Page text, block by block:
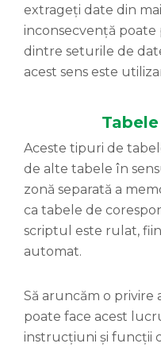
extrageți date din
inconsecvență
dintre seturile de
acest sens este
Aceste tipuri de
de alte tabele în
zonă separată a
ca tabele de
scriptul este rulat,
automat.
Să aruncăm o privire
poate face acest
instrucțiuni și funcții